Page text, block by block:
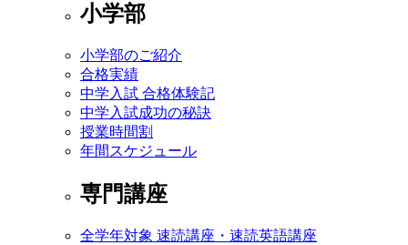
小学部
小学部のご紹介
合格実績
中学入試 合格体験記
中学入試成功の秘訣
授業時間割
年間スケジュール
専門講座
全学年対象 速読講座・速読英語講座